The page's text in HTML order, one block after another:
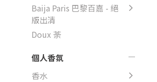
Baija Paris 巴黎百嘉 - 絕
版出清
Doux 荼
個人香氛
香水